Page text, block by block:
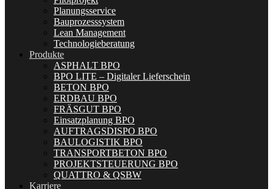
Planungsservice
Bauprozesssystem
Lean Management
Technologieberatung
Produkte
ASPHALT BPO
BPO LITE – Digitaler Lieferschein
BETON BPO
ERDBAU BPO
FRÄSGUT BPO
Einsatzplanung BPO
AUFTRAGSDISPO BPO
BAULOGISTIK BPO
TRANSPORTBETON BPO
PROJEKTSTEUERUNG BPO
QUATTRO & QSBW
Karriere